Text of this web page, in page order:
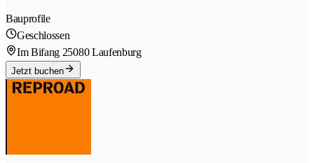
Bauprofile
Geschlossen
Im Bifang 25080 Laufenburg
Jetzt buchen